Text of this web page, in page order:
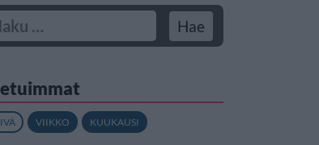
VIIKKO KUUKAUSI